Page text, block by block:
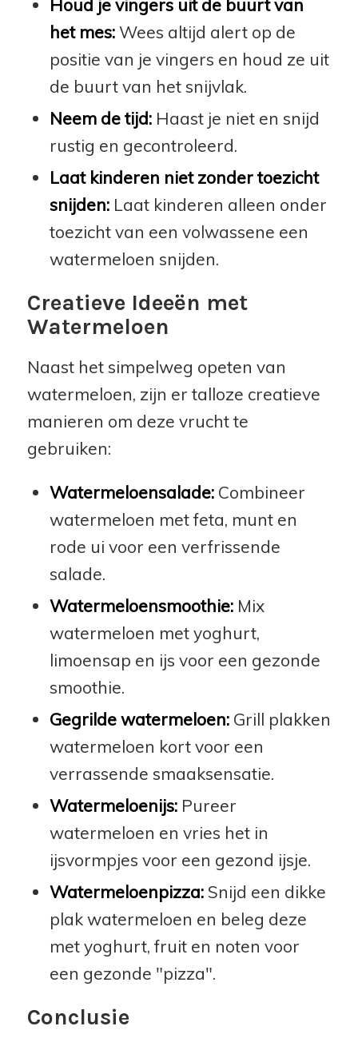
Houd je vingers uit de buurt van
het mes:Wees altijd alert op de
positie van je vingers en houd ze uit
de buurt van het snijvlak.
Neem de tijd:Haast je niet en snijd
rustig en gecontroleerd.
Laat kinderen niet zonder toezicht
snijden:Laat kinderen alleen onder
toezicht van een volwassene een
watermeloen snijden.
Creatieve Ideeën met
Watermeloen
Naast het simpelweg opeten van
watermeloen, zijn er talloze creatieve
manieren om deze vrucht te
gebruiken:
Watermeloensalade:Combineer
watermeloen met feta, munt en
rode ui voor een verfrissende
salade.
Watermeloensmoothie:Mix
watermeloen met yoghurt,
limoensap en ijs voor een gezonde
smoothie.
Gegrilde watermeloen:Grill plakken
watermeloen kort voor een
verrassende smaaksensatie.
Watermeloenijs:Pureer
watermeloen en vries het in
ijsvormpjes voor een gezond ijsje.
Watermeloenpizza:Snijd een dikke
plak watermeloen en beleg deze
met yoghurt, fruit en noten voor
een gezonde "pizza".
Conclusie